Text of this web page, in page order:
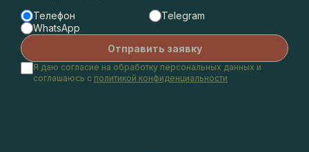
Телефон
Telegram
WhatsApp
Я даю согласие на обработку персональных данных и
соглашаюсь с политикой конфиденциальности